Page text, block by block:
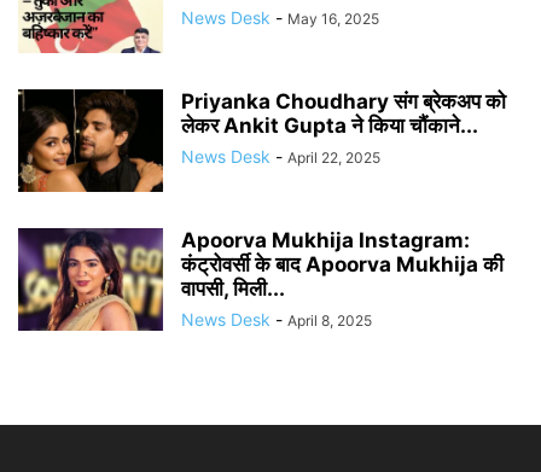
News Desk - May 16, 2025
Priyanka Choudhary संग ब्रेकअप को
लेकर Ankit Gupta ने किया चौंकाने...
News Desk - April 22, 2025
Apoorva Mukhija Instagram:
कंट्रोवर्सी के बाद Apoorva Mukhija की
वापसी, मिली...
News Desk - April 8, 2025